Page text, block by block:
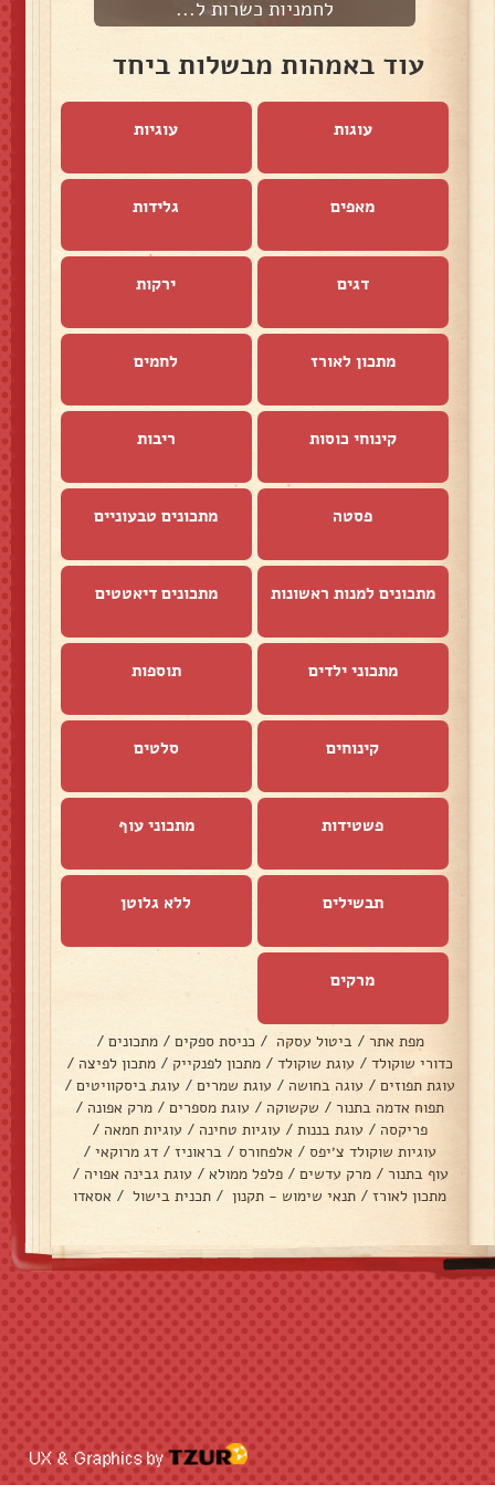
לחמניות כשרות ל...
עוד באמהות מבשלות ביחד
עוגות עוגיות
מאפים גלידות
דגים ירקות
מתכון לאורז לחמים
קינוחי כוסות ריבות
פסטה מתכונים טבעוניים
מתכונים למנות ראשונות מתכונים דיאטטים
מתכוני ילדים תוספות
קינוחים סלטים
פשטידות מתכוני עוף
תבשילים ללא גלוטן
מרקים
מפת אתר / ביטול עסקה / כניסת ספקים / מתכונים /
כדורי שוקולד / עוגת שוקולד / מתכון לפנקייק / מתכון לפיצה /
עוגת תפוזים / עוגה בחושה / עוגת שמרים / עוגת ביסקוויטים /
תפוח אדמה בתנור / שקשוקה / עוגת מספרים / מרק אפונה /
פריקסה / עוגת בננות / עוגיות טחינה / עוגיות חמאה /
עוגיות שוקולד צ׳יפס / אלפחורס / בראוניז / דג מרוקאי /
עוף בתנור / מרק עדשים / פלפל ממולא / עוגת גבינה אפויה /
מתכון לאורז / תנאי שימוש - תקנון / תכנית בישול / אסאדו